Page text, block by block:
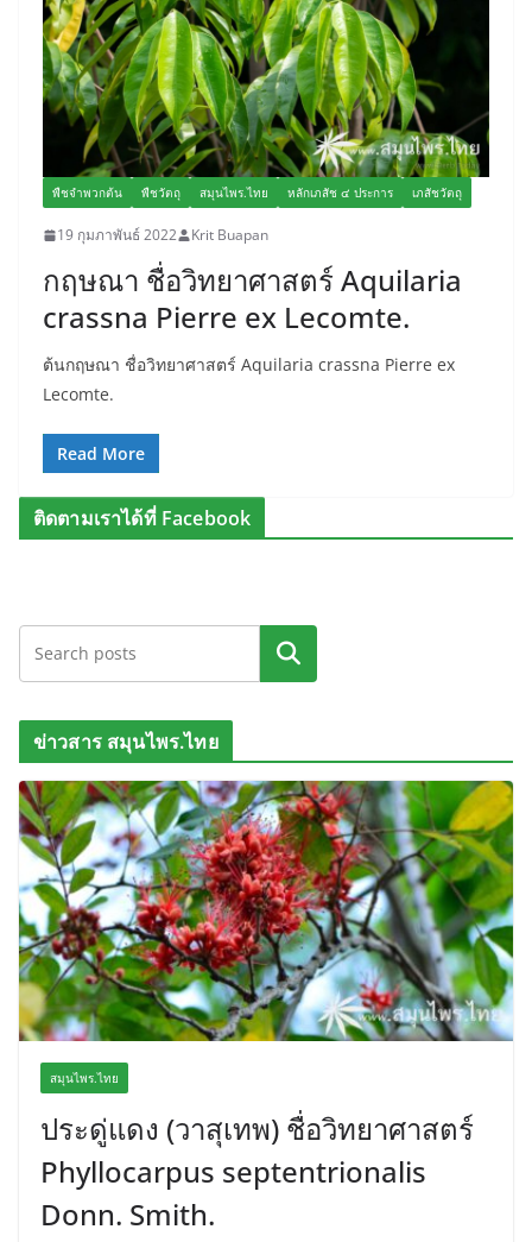
พืชจำพวกต้น พืชวัตถุ สมุนไพร.ไทย หลักเภสัช ๔ ประการ เภสัชวัตถุ
19 กุมภาพันธ์ 2022 Krit Buapan
กฤษณา ชื่อวิทยาศาสตร์ Aquilaria
crassna Pierre ex Lecomte.
ต้นกฤษณา ชื่อวิทยาศาสตร์ Aquilaria crassna Pierre ex
Lecomte.
Read More
ติดตามเราได้ที่ Facebook
ค้นหา
ข่าวสาร สมุนไพร.ไทย
สมุนไพร.ไทย
ประดู่แดง (วาสุเทพ) ชื่อวิทยาศาสตร์
Phyllocarpus septentrionalis
Donn. Smith.